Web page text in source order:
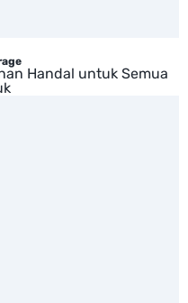
Handal untuk Semua